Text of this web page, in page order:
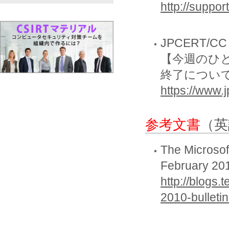
http://
JPCERT/
【今週の
終了につい
https://
参考文書 （
The
February
http://
2010-